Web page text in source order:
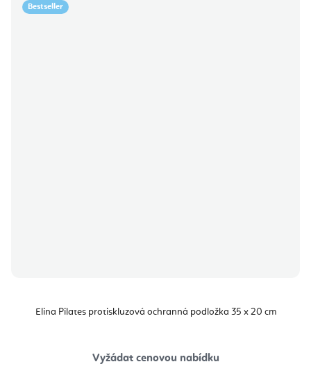
Bestseller
Elina Pilates protiskluzová ochranná podložka 35 x 20 cm
Vyžádat cenovou nabídku